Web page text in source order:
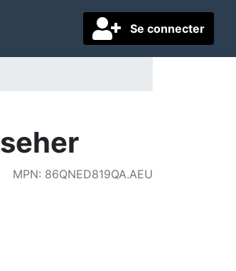
Se connecter
MPN: 86QNED819QA.AEU